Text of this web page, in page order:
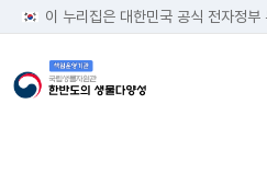
이 누리집은 대한민국 공식 전자정부